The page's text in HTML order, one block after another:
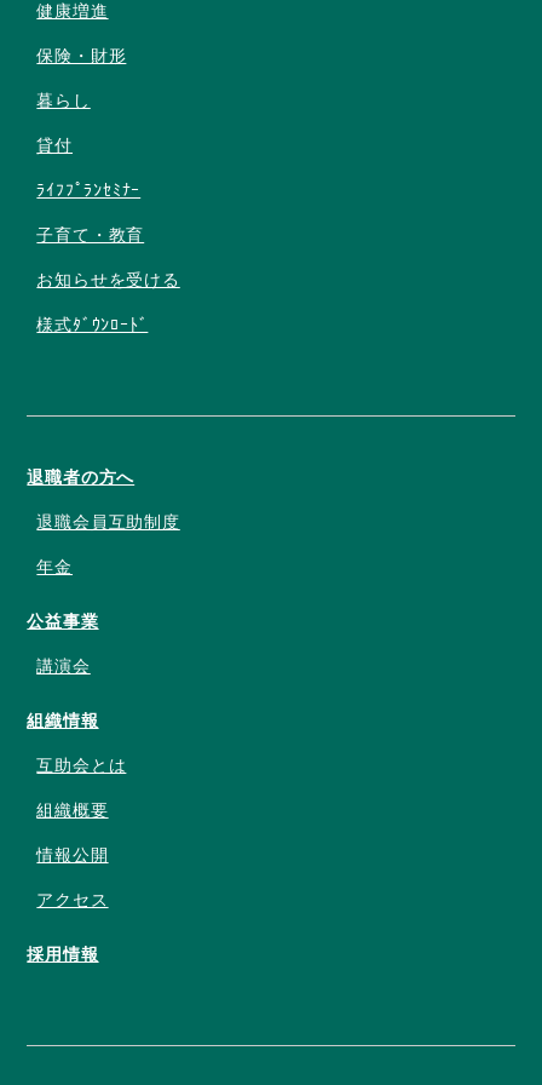
健康増進
保険・財形
暮らし
貸付
ﾗｲﾌﾌﾟﾗﾝｾﾐﾅｰ
子育て・教育
お知らせを受ける
様式ﾀﾞｳﾝﾛｰﾄﾞ
退職者の方へ
退職会員互助制度
年金
公益事業
講演会
組織情報
互助会とは
組織概要
情報公開
アクセス
採用情報